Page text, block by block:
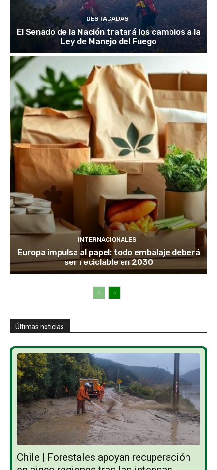
DESTACADAS
El Senado de la Nación tratará los cambios a la
Ley de Manejo del Fuego
INTERNACIONALES
Europa impulsa al papel: todo embalaje deberá
ser reciclable en 2030
Últimas noticias
Chile | Forestales apoyan recuperación